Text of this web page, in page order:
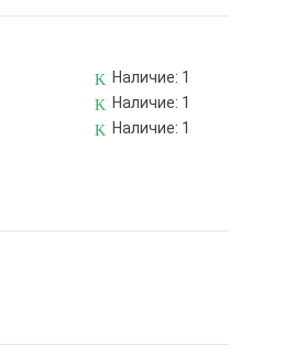
Наличие: 1
Наличие: 1
Наличие: 1